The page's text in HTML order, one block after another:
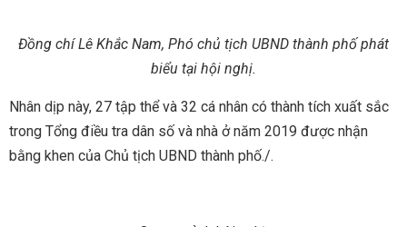
Đồng chí Lê Khắc Nam, Phó chủ tịch UBND thành phố phát
biểu tại hội nghị.
Nhân dịp này, 27 tập thể và 32 cá nhân có thành tích xuất sắc
trong Tổng điều tra dân số và nhà ở năm 2019 được nhận
bằng khen của Chủ tịch UBND thành phố./.